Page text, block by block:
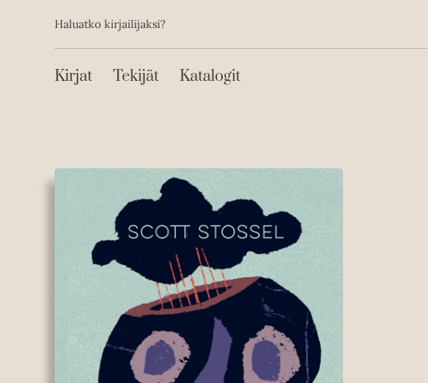
sisältöönToissijainen
Haluatko kirjailijaksi?
Päävalikko
Kirjat Tekijät Katalogit